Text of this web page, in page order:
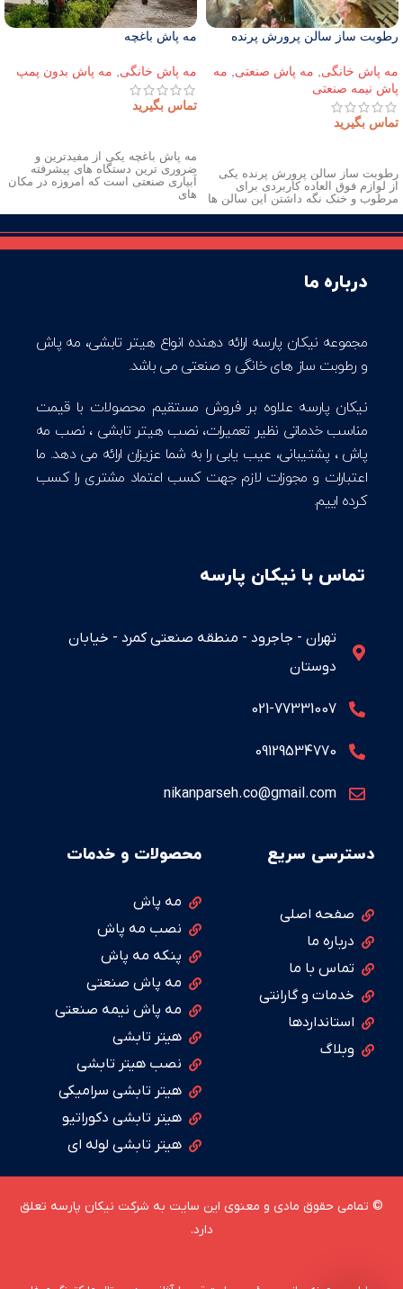
رطوبت ساز سالن پرورش پرنده
مه پاش خانگی, مه پاش صنعتی, مه
پاش نیمه صنعتی
تماس بگیرید
رطوبت ساز سالن پرورش پرنده یکی
از لوازم فوق العاده کاربردی برای
مرطوب و خنک نگه داشتن این سالن ها
مه پاش باغچه
مه پاش خانگی, مه پاش بدون پمپ
تماس بگیرید
مه پاش باغچه یکی از مفیدترین و
ضروری ترین دستگاه های پیشرفته
آبیاری صنعتی است که امروزه در مکان
های
درباره ما
مجموعه نیکان پارسه ارائه دهنده انواع هیتر تابشی، مه پاش
و رطوبت ساز های خانگی و صنعتی می باشد.
نیکان پارسه علاوه بر فروش مستقیم محصولات با قیمت
مناسب خدماتی نظیر تعمیرات، نصب هیتر تابشی ، نصب مه
پاش ، پشتیبانی، عیب یابی را به شما عزیزان ارائه می دهد. ما
اعتبارات و مجوزات لازم جهت کسب اعتماد مشتری را کسب
کرده اییم.
تماس با نیکان پارسه
تهران - جاجرود - منطقه صنعتی کمرد - خیابان
دوستان
021-77331007
09129534770
nikanparseh.co@gmail.com
دسترسی سریع
صفحه اصلی
درباره ما
تماس با ما
خدمات و گارانتی
استانداردها
وبلاگ
محصولات و خدمات
مه پاش
نصب مه پاش
پنکه مه پاش
مه پاش صنعتی
مه پاش نیمه صنعتی
هیتر تابشی
نصب هیتر تابشی
هیتر تابشی سرامیکی
هیتر تابشی دکوراتیو
هیتر تابشی لوله ای
© تمامی حقوق مادی و معنوی این سایت به شرکت نیکان پارسه تعلق
دارد.